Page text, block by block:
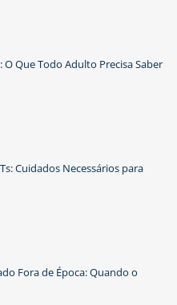
Que Todo Adulto Precisa Saber
Cuidados Necessários para
Fora de Época: Quando o